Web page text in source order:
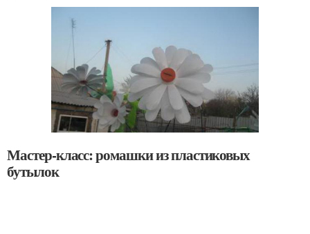
Мастер-класс: ромашки из пластиковых
бутылок